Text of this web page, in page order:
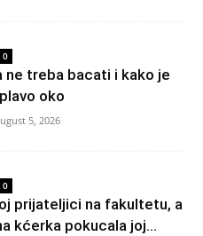
0
treba bacati i kako je
oko
5, 2026
0
prijateljici na fakultetu, a
kćerka pokucala joj...